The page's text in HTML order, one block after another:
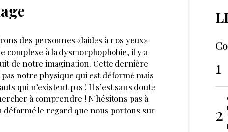
des personnes «laides à nos yeux»
à la dysmorphophobie, il y a
de notre imagination. Cette dernière
notre physique qui est déformé mais
qui n’existent pas ! Il s’est sans doute
à comprendre ! N’hésitons pas à
déformé le regard que nous portons sur